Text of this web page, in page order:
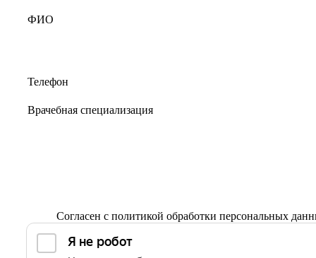
Согласен с политикой обработки персональных